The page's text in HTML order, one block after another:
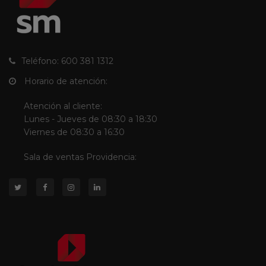
Teléfono: 600 381 1312
Horario de atención:
Atención al cliente:
Lunes - Jueves de 08:30 a 18:30
Viernes de 08:30 a 16:30
Sala de ventas Providencia: